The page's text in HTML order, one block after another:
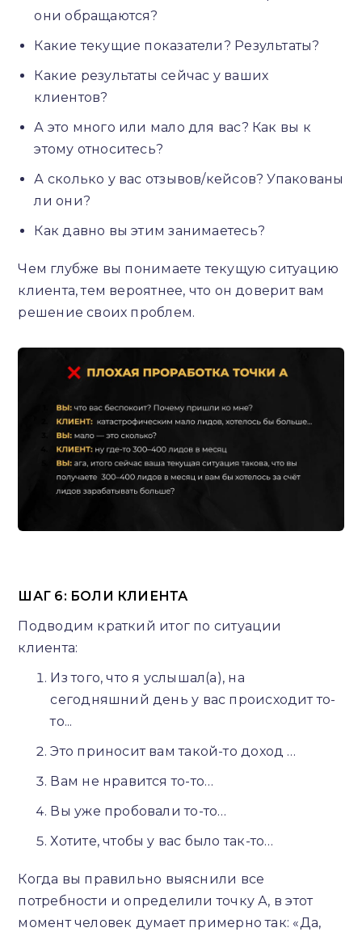
они обращаются?
Какие текущие показатели? Результаты?
Какие результаты сейчас у ваших
клиентов?
А это много или мало для вас? Как вы к
этому относитесь?
А сколько у вас отзывов/кейсов? Упакованы
ли они?
Как давно вы этим занимаетесь?
Чем глубже вы понимаете текущую ситуацию
клиента, тем вероятнее, что он доверит вам
решение своих проблем.
ШАГ 6: БОЛИ КЛИЕНТА
Подводим краткий итог по ситуации
клиента:
Из того, что я услышал(а), на
сегодняшний день у вас происходит то-
то...
Это приносит вам такой-то доход …
Вам не нравится то-то…
Вы уже пробовали то-то…
Хотите, чтобы у вас было так-то…
Когда вы правильно выяснили все
потребности и определили точку А, в этот
момент человек думает примерно так: «Да,